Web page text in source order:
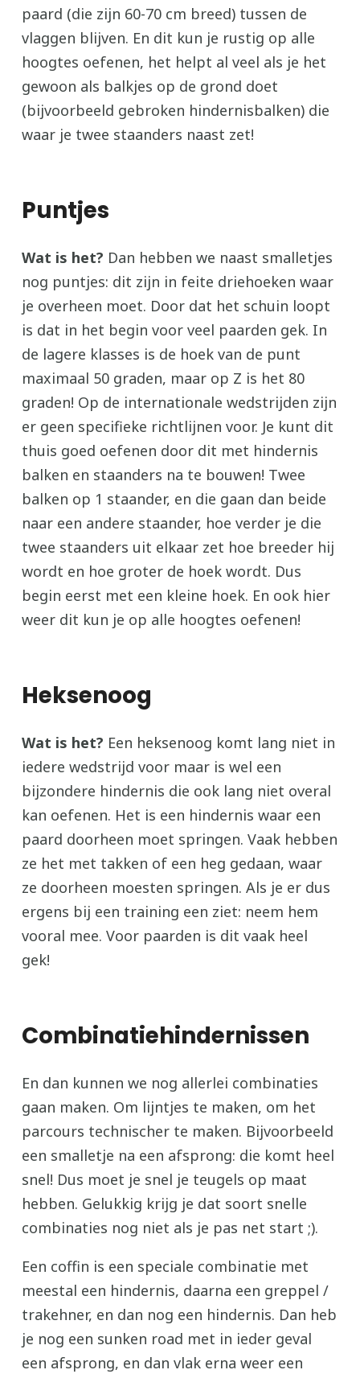
paard (die zijn 60-70 cm breed) tussen de
vlaggen blijven. En dit kun je rustig op alle
hoogtes oefenen, het helpt al veel als je het
gewoon als balkjes op de grond doet
(bijvoorbeeld gebroken hindernisbalken) die
waar je twee staanders naast zet!
Puntjes
Wat is het? Dan hebben we naast smalletjes
nog puntjes: dit zijn in feite driehoeken waar
je overheen moet. Door dat het schuin loopt
is dat in het begin voor veel paarden gek. In
de lagere klasses is de hoek van de punt
maximaal 50 graden, maar op Z is het 80
graden! Op de internationale wedstrijden zijn
er geen specifieke richtlijnen voor. Je kunt dit
thuis goed oefenen door dit met hindernis
balken en staanders na te bouwen! Twee
balken op 1 staander, en die gaan dan beide
naar een andere staander, hoe verder je die
twee staanders uit elkaar zet hoe breeder hij
wordt en hoe groter de hoek wordt. Dus
begin eerst met een kleine hoek. En ook hier
weer dit kun je op alle hoogtes oefenen!
Heksenoog
Wat is het? Een heksenoog komt lang niet in
iedere wedstrijd voor maar is wel een
bijzondere hindernis die ook lang niet overal
kan oefenen. Het is een hindernis waar een
paard doorheen moet springen. Vaak hebben
ze het met takken of een heg gedaan, waar
ze doorheen moesten springen. Als je er dus
ergens bij een training een ziet: neem hem
vooral mee. Voor paarden is dit vaak heel
gek!
Combinatiehindernissen
En dan kunnen we nog allerlei combinaties
gaan maken. Om lijntjes te maken, om het
parcours technischer te maken. Bijvoorbeeld
een smalletje na een afsprong: die komt heel
snel! Dus moet je snel je teugels op maat
hebben. Gelukkig krijg je dat soort snelle
combinaties nog niet als je pas net start ;).
Een coffin is een speciale combinatie met
meestal een hindernis, daarna een greppel /
trakehner, en dan nog een hindernis. Dan heb
je nog een sunken road met in ieder geval
een afsprong, en dan vlak erna weer een